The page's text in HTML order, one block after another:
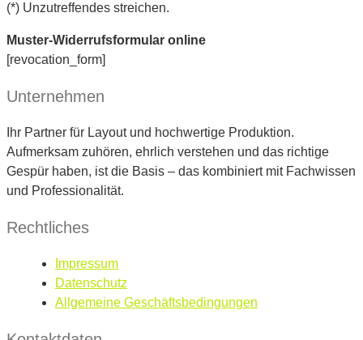
(*) Unzutreffendes streichen.
Muster-Widerrufsformular online
[revocation_form]
Unternehmen
Ihr Partner für Layout und hochwertige Produktion.
Aufmerksam zuhören, ehrlich verstehen und das richtige
Gespür haben, ist die Basis – das kombiniert mit Fachwissen
und Professionalität.
Rechtliches
Impressum
Datenschutz
Allgemeine Geschäftsbedingungen